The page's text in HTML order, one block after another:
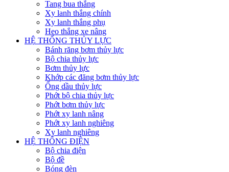
Tang bua thắng
Xy lanh thắng chính
Xy lanh thắng phụ
Heo thắng xe nâng
HỆ THỐNG THỦY LỰC
Bánh răng bơm thủy lực
Bộ chia thủy lực
Bơm thủy lực
Khớp các đăng bơm thủy lực
Ống dầu thủy lực
Phớt bộ chia thủy lực
Phớt bơm thủy lực
Phớt xy lanh nâng
Phớt xy lanh nghiêng
Xy lanh nghiêng
HỆ THỐNG ĐIỆN
Bộ chia điện
Bộ đề
Bóng đèn